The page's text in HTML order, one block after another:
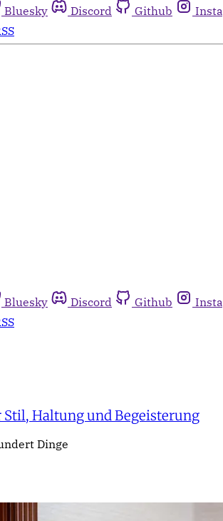
Bluesky Discord Github
Bluesky Discord Github
Haltung und Begeisterung
Dinge